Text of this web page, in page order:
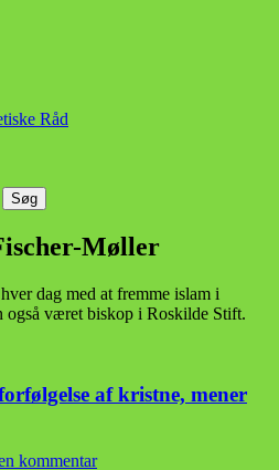
Råd
Møller
dag med at fremme islam i
også været biskop i Roskilde Stift.
af kristne, mener
kommentar